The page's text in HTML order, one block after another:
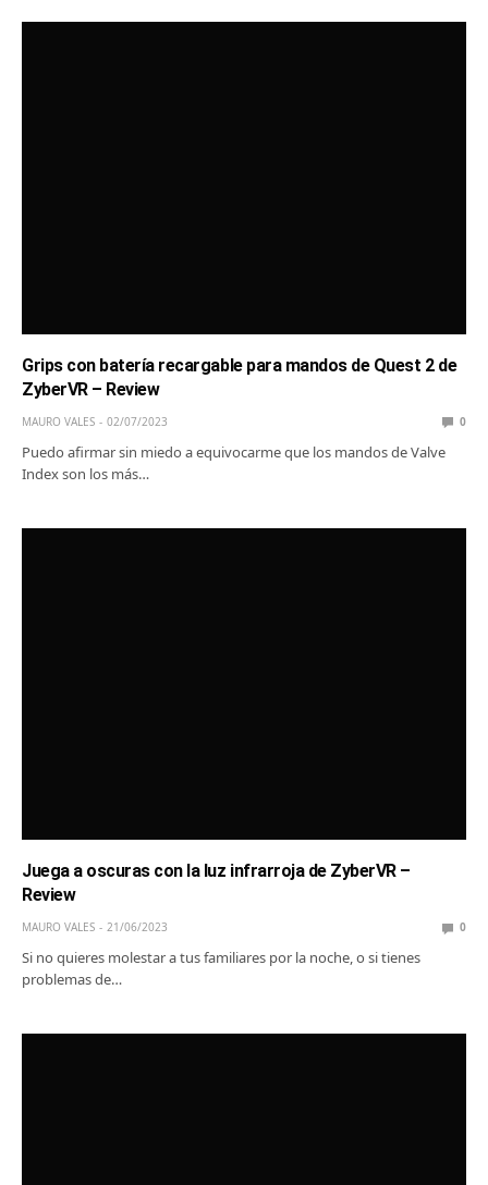
Grips con batería recargable para mandos de Quest 2 de
ZyberVR – Review
MAURO VALES 02/07/2023 0
Puedo afirmar sin miedo a equivocarme que los mandos de Valve
Index son los más…
Juega a oscuras con la luz infrarroja de ZyberVR –
Review
MAURO VALES 21/06/2023 0
Si no quieres molestar a tus familiares por la noche, o si tienes
problemas de…